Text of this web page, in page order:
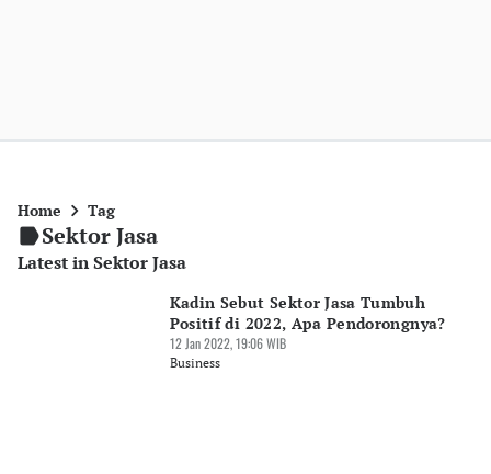
Home Tag
Sektor Jasa
Latest in Sektor Jasa
Kadin Sebut Sektor Jasa Tumbuh
Positif di 2022, Apa Pendorongnya?
12 Jan 2022, 19:06 WIB
Business